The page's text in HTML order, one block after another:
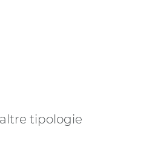
tipologie